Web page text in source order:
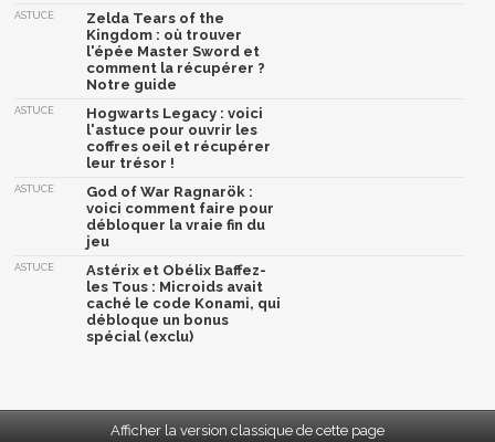
ASTUCE
Zelda Tears of the
Kingdom : où trouver
l'épée Master Sword et
comment la récupérer ?
Notre guide
ASTUCE
Hogwarts Legacy : voici
l'astuce pour ouvrir les
coffres oeil et récupérer
leur trésor !
ASTUCE
God of War Ragnarök :
voici comment faire pour
débloquer la vraie fin du
jeu
ASTUCE
Astérix et Obélix Baffez-
les Tous : Microids avait
caché le code Konami, qui
débloque un bonus
spécial (exclu)
Afficher la version classique de cette page